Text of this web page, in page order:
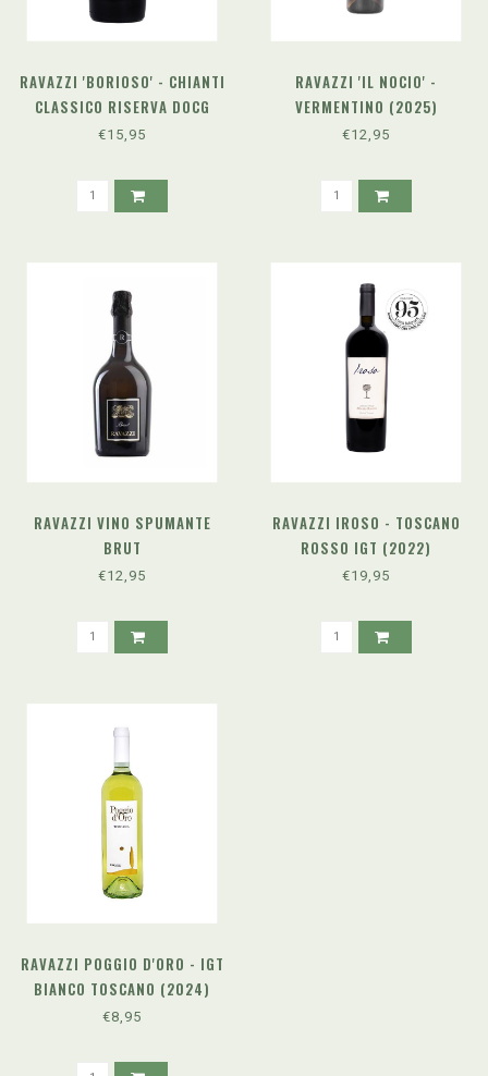
RAVAZZI 'BORIOSO' - CHIANTI
CLASSICO RISERVA DOCG
(2022)
€15,95
RAVAZZI 'IL NOCIO' -
VERMENTINO (2025)
€12,95
RAVAZZI VINO SPUMANTE
BRUT
€12,95
RAVAZZI IROSO - TOSCANO
ROSSO IGT (2022)
€19,95
RAVAZZI POGGIO D'ORO - IGT
BIANCO TOSCANO (2024)
€8,95